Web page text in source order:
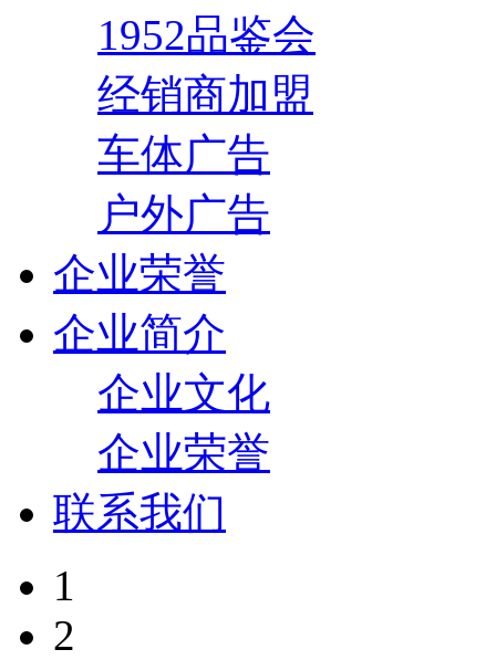
1952品鉴会
经销商加盟
车体广告
户外广告
企业荣誉
企业简介
企业文化
企业荣誉
联系我们
1
2